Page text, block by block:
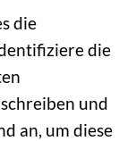
die
die
und
an, um diese